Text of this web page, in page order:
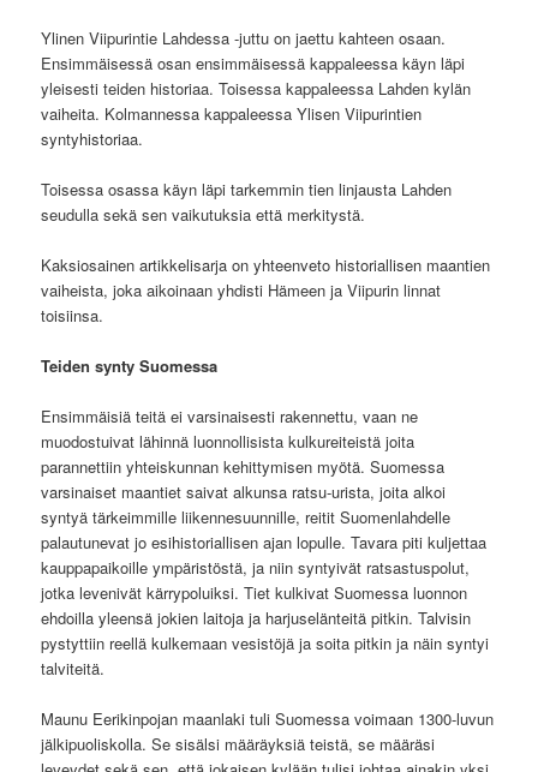
Ylinen Viipurintie Lahdessa -juttu on jaettu kahteen osaan.
Ensimmäisessä osan ensimmäisessä kappaleessa käyn läpi
yleisesti teiden historiaa. Toisessa kappaleessa Lahden kylän
vaiheita. Kolmannessa kappaleessa Ylisen Viipurintien
syntyhistoriaa.
Toisessa osassa käyn läpi tarkemmin tien linjausta Lahden
seudulla sekä sen vaikutuksia että merkitystä.
Kaksiosainen artikkelisarja on yhteenveto historiallisen maantien
vaiheista, joka aikoinaan yhdisti Hämeen ja Viipurin linnat
toisiinsa.
Teiden synty Suomessa
Ensimmäisiä teitä ei varsinaisesti rakennettu, vaan ne
muodostuivat lähinnä luonnollisista kulkureiteistä joita
parannettiin yhteiskunnan kehittymisen myötä. Suomessa
varsinaiset maantiet saivat alkunsa ratsu-urista, joita alkoi
syntyä tärkeimmille liikennesuunnille, reitit Suomenlahdelle
palautunevat jo esihistoriallisen ajan lopulle. Tavara piti kuljettaa
kauppapaikoille ympäristöstä, ja niin syntyivät ratsastuspolut,
jotka levenivät kärrypoluiksi. Tiet kulkivat Suomessa luonnon
ehdoilla yleensä jokien laitoja ja harjuselänteitä pitkin. Talvisin
pystyttiin reellä kulkemaan vesistöjä ja soita pitkin ja näin syntyi
talviteitä.
Maunu Eerikinpojan maanlaki tuli Suomessa voimaan 1300-luvun
jälkipuoliskolla. Se sisälsi määräyksiä teistä, se määräsi